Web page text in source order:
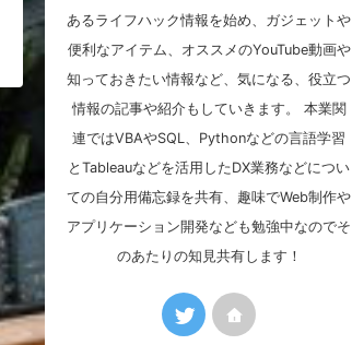
あるライフハック情報を始め、ガジェットや
便利なアイテム、オススメのYouTube動画や
知っておきたい情報など、気になる、役立つ
情報の記事や紹介もしていきます。 本業関
連ではVBAやSQL、Pythonなどの言語学習
とTableauなどを活用したDX業務などについ
ての自分用備忘録を共有、趣味でWeb制作や
アプリケーション開発なども勉強中なのでそ
のあたりの知見共有します！